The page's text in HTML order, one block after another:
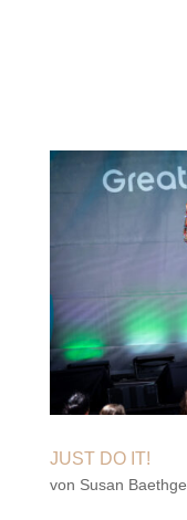
JUST DO IT!
von Susan Baethge